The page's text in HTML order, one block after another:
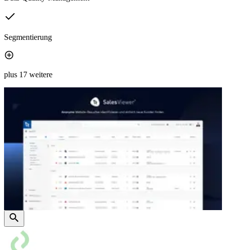
Segmentierung
plus 17 weitere